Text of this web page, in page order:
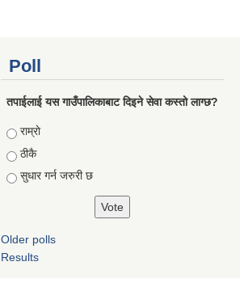
Poll
तपाईलाई यस गाउँपालिकाबाट दिइने सेवा कस्तो लाग्छ?
Choices
राम्राे
ठीकै
सुधार गर्न जरुरी छ
Older polls
Results